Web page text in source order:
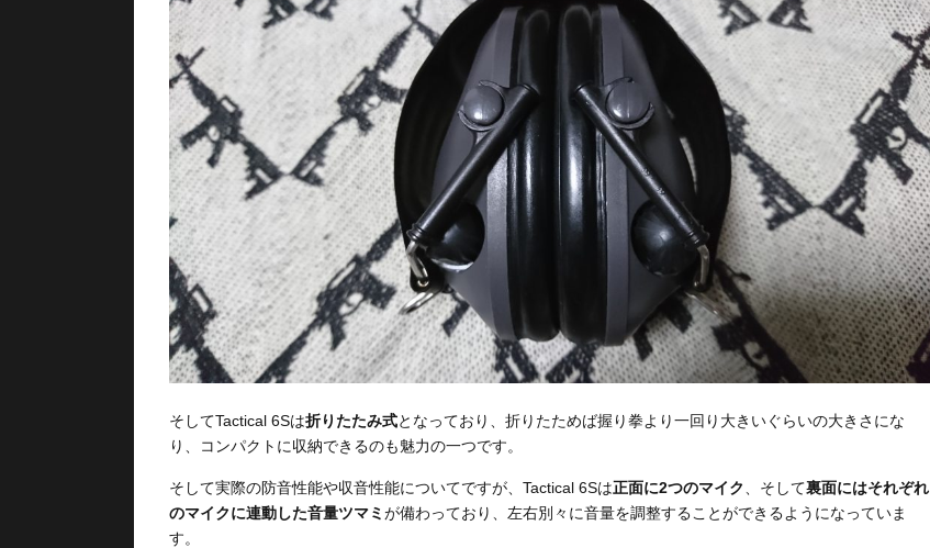
そしてTactical 6Sは折りたたみ式となっており、折りたためば握り拳より一回り大きいぐらいの大きさにな
り、コンパクトに収納できるのも魅力の一つです。
そして実際の防音性能や収音性能についてですが、Tactical 6Sは正面に2つのマイク 、そして裏面にはそれぞれ
のマイクに連動した音量ツマミ が備わっており、左右別々に音量を調整することができるようになっていま
す。